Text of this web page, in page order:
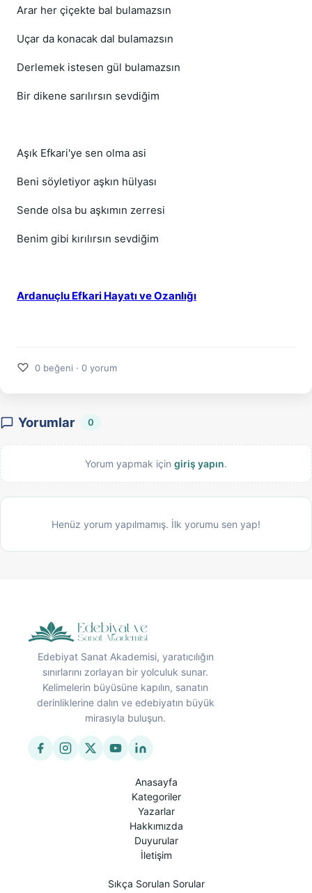
Arar her çiçekte bal bulamazsın
Uçar da konacak dal bulamazsın
Derlemek istesen gül bulamazsın
Bir dikene sarılırsın sevdiğim
Aşık Efkari'ye sen olma asi
Beni söyletiyor aşkın hülyası
Sende olsa bu aşkımın zerresi
Benim gibi kırılırsın sevdiğim
Ardanuçlu Efkari Hayatı ve Ozanlığı
♡ 0 beğeni · 0 yorum
Yorumlar 0
Yorum yapmak için giriş yapın.
Henüz yorum yapılmamış. İlk yorumu sen yap!
Edebiyat Sanat Akademisi, yaratıcılığın
sınırlarını zorlayan bir yolculuk sunar.
Kelimelerin büyüsüne kapılın, sanatın
derinliklerine dalın ve edebiyatın büyük
mirasıyla buluşun.
Anasayfa
Kategoriler
Yazarlar
Hakkımızda
Duyurular
İletişim
Sıkça Sorulan Sorular